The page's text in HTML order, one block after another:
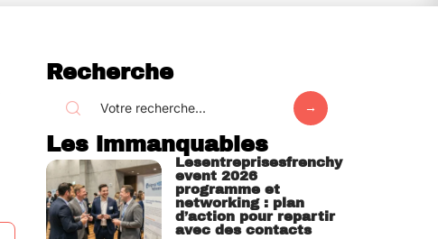
Recherche
Les immanquables
Lesentreprisesfrenchy
event 2026
programme et
networking : plan
d’action pour repartir
avec des contacts